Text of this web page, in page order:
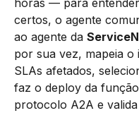
certos, o agente
ao agente da
por sua vez, mapeia
SLAs afetados,
faz o deploy da
protocolo A2A e